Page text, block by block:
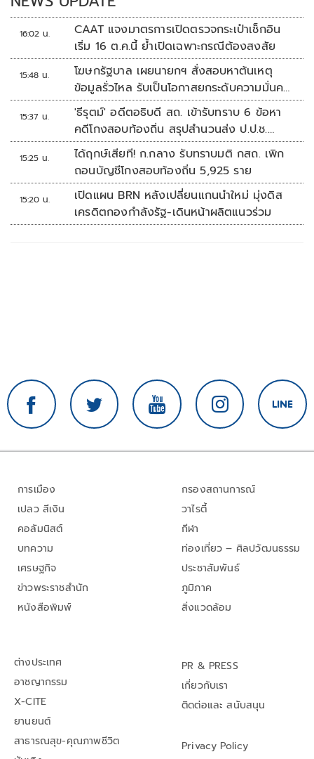
16:02 น.
CAAT แจงมาตรการเปิดตรวจกระเป๋าเช็กอิน
เริ่ม 16 ต.ค.นี้ ย้ำเปิดเฉพาะกรณีต้องสงสัย
15:48 น.
โฆษกรัฐบาล เผยนายกฯ สั่งสอบหาต้นเหตุ
ข้อมูลรั่วไหล รับเป็นโอกาสยกระดับความมั่นคง
ปลอดภัยข้อมูลภาครัฐทั้งระบบ
15:37 น.
'ธีรุตม์' อดีตอธิบดี สถ. เข้ารับทราบ 6 ข้อหา
คดีโกงสอบท้องถิ่น สรุปสำนวนส่ง ป.ป.ช.
สัปดาห์หน้า
15:25 น.
ได้ฤกษ์เสียที! ก.กลาง รับทราบมติ กสถ. เพิก
ถอนบัญชีโกงสอบท้องถิ่น 5,925 ราย
15:20 น.
เปิดแผน BRN หลังเปลี่ยนแกนนำใหม่ มุ่งดิส
เครดิตกองกำลังรัฐ-เดินหน้าผลิตแนวร่วม
การเมือง
เปลว สีเงิน
คอลัมนิสต์
บทความ
เศรษฐกิจ
ข่าวพระราชสำนัก
หนังสือพิมพ์
กรองสถานการณ์
วาไรตี้
กีฬา
ท่องเที่ยว – ศิลปวัฒนธรรม
ประชาสัมพันธ์
ภูมิภาค
สิ่งแวดล้อม
ต่างประเทศ
อาชญากรรม
X-CITE
ยานยนต์
สาธารณสุข-คุณภาพชีวิต
PR & PRESS
เกี่ยวกับเรา
ติดต่อและ สนับสนุน
Privacy Policy